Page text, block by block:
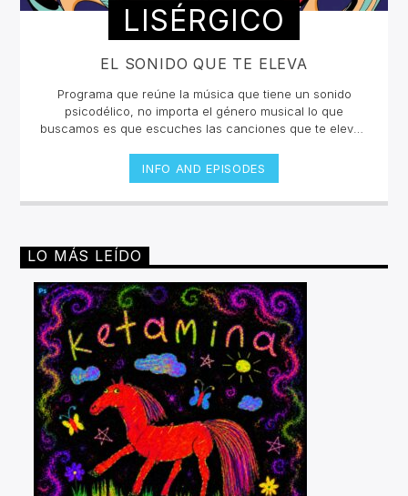
LISÉRGICO
EL SONIDO QUE TE ELEVA
Programa que reúne la música que tiene un sonido
psicodélico, no importa el género musical lo que
buscamos es que escuches las canciones que te eleven
curada por Takeshi López e invitados que nos
compartirán un collage inigualable en la radio
online.Lunes y jueves 12 a 2pm por invencible.net
INFO AND EPISODES
LO MÁS LEÍDO